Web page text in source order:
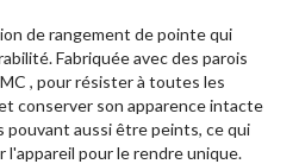
de rangement de pointe qui
Fabriquée avec des parois
, pour résister à toutes les
conserver son apparence intacte
pouvant aussi être peints, ce qui
pour le rendre unique.